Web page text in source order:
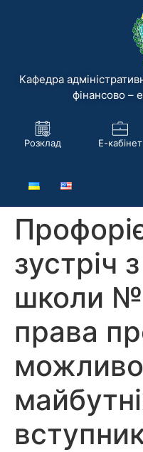
Кафедра
фінансово –
Розклад Е-кабінет
зустріч
школи №
права